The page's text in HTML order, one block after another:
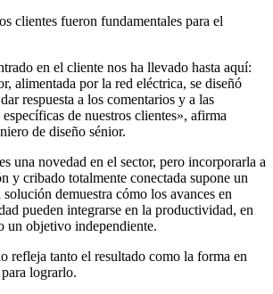
clientes fueron fundamentales para el
en el cliente nos ha llevado hasta aquí:
alimentada por la red eléctrica, se diseñó
respuesta a los comentarios y a las
de nuestros clientes», afirma
de diseño sénior.
una novedad en el sector, pero incorporarla a
y cribado totalmente conectada supone un
demuestra cómo los avances en
pueden integrarse en la productividad, en
un objetivo independiente.
refleja tanto el resultado como la forma en
lograrlo.